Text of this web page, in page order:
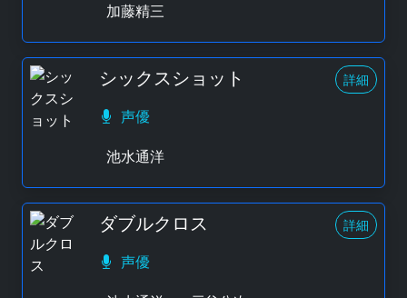
加藤精三
シックスショット 詳細
声優
池水通洋
ダブルクロス 詳細
声優